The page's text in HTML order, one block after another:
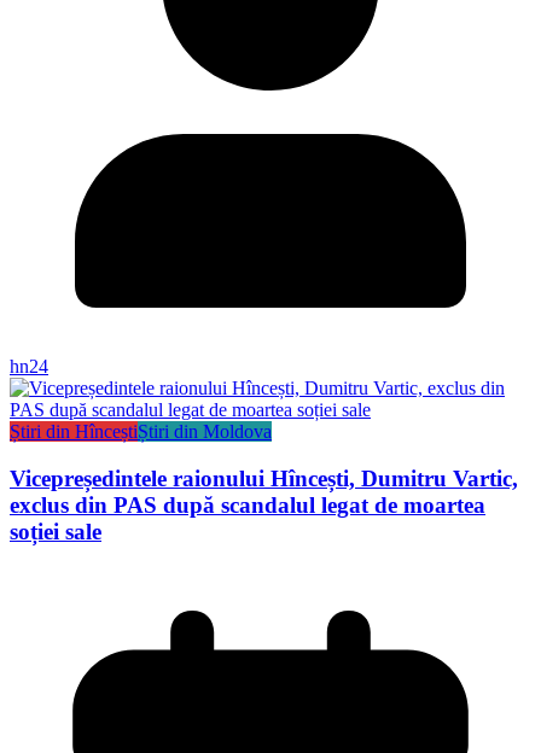
hn24
Știri din HînceștiȘtiri din Moldova
Vicepreședintele raionului Hîncești, Dumitru Vartic,
exclus din PAS după scandalul legat de moartea
soției sale